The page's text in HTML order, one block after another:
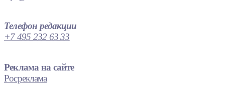
Телефон редакции
+7 495 232 63 33
Реклама на сайте
Росреклама